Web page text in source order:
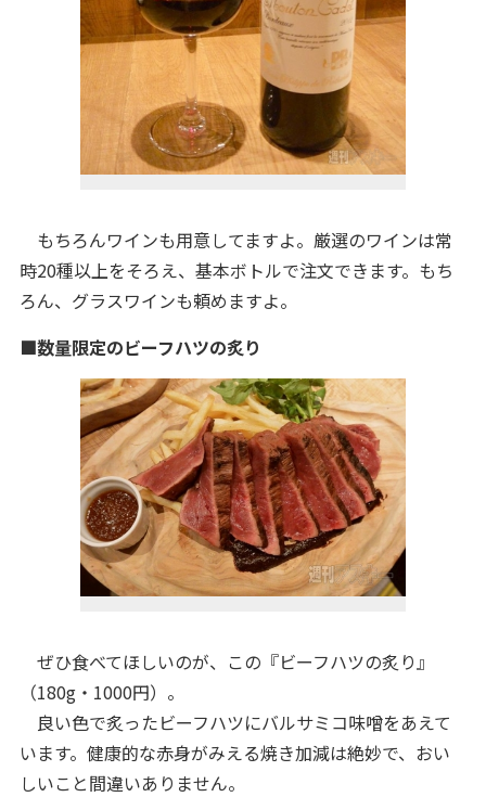
もちろんワインも用意してますよ。厳選のワインは常
時20種以上をそろえ、基本ボトルで注文できます。もち
ろん、グラスワインも頼めますよ。
■数量限定のビーフハツの炙り
ぜひ食べてほしいのが、この『ビーフハツの炙り』
（180g・1000円）。
良い色で炙ったビーフハツにバルサミコ味噌をあえて
います。健康的な赤身がみえる焼き加減は絶妙で、おい
しいこと間違いありません。